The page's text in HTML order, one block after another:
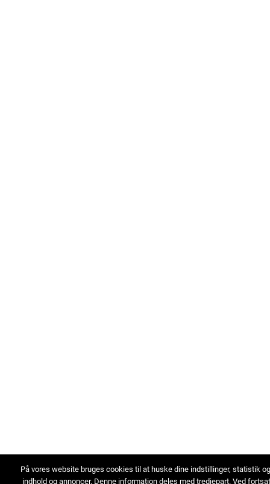
På vores website bruges cookies til at huske dine indstillinger, statistik
indhold og annoncer. Denne information deles med tredjepart. Ved